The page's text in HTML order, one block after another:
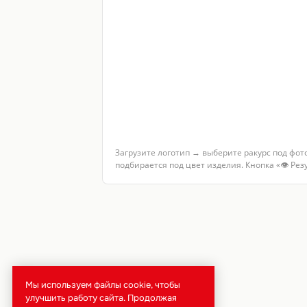
Загрузите логотип → выберите ракурс под
подбирается под цвет изделия. Кнопка «👁
Мы используем файлы cookie, чтобы
улучшить работу сайта. Продолжая